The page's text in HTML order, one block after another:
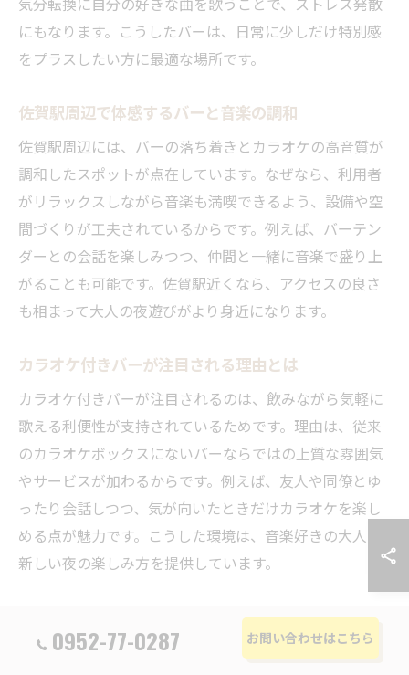
にもなります。こうしたバーは、日常に少しだけ特別感
をプラスしたい方に最適な場所です。
佐賀駅周辺で体感するバーと音楽の調和
佐賀駅周辺には、バーの落ち着きとカラオケの高音質が
調和したスポットが点在しています。なぜなら、利用者
がリラックスしながら音楽も満喫できるよう、設備や空
間づくりが工夫されているからです。例えば、バーテン
ダーとの会話を楽しみつつ、仲間と一緒に音楽で盛り上
がることも可能です。佐賀駅近くなら、アクセスの良さ
も相まって大人の夜遊びがより身近になります。
カラオケ付きバーが注目される理由とは
カラオケ付きバーが注目されるのは、飲みながら気軽に
歌える利便性が支持されているためです。理由は、従来
のカラオケボックスにないバーならではの上質な雰囲気
やサービスが加わるからです。例えば、友人や同僚とゆ
ったり会話しつつ、気が向いたときだけカラオケを楽し
める点が魅力です。こうした環境は、音楽好きの大人に
新しい夜の楽しみ方を提供しています。
バーで音楽と共に楽しむ新しい夜遊び
バーで音楽と共に楽しむ夜遊びは、従来の飲み会とは一
0952-77-0287 お問い合わせはこちら